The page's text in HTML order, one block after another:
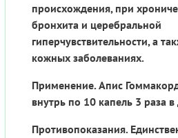
происхождения, при
бронхита и церебральной
гиперчувствительности, а
кожных заболеваниях.
Применение. Апис
внутрь по 10 капель 3 раза в
Противопоказания.